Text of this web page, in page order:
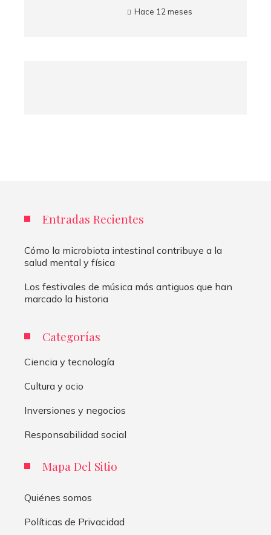
Hace 12 meses
Entradas Recientes
Cómo la microbiota intestinal contribuye a la
salud mental y física
Los festivales de música más antiguos que han
marcado la historia
Categorías
Ciencia y tecnología
Cultura y ocio
Inversiones y negocios
Responsabilidad social
Mapa Del Sitio
Quiénes somos
Políticas de Privacidad